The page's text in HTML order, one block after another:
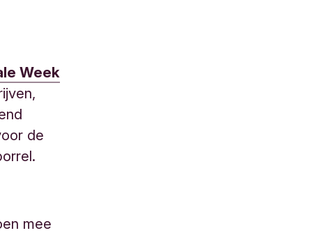
Week
de
mee